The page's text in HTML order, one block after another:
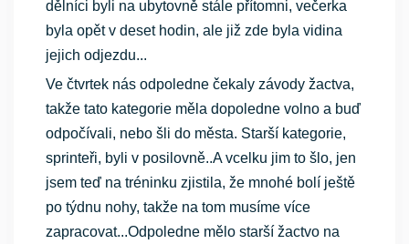
dělníci byli na ubytovně stále přítomni, večerka
byla opět v deset hodin, ale již zde byla vidina
jejich odjezdu...
Ve čtvrtek nás odpoledne čekaly závody žactva,
takže tato kategorie měla dopoledne volno a buď
odpočívali, nebo šli do města. Starší kategorie,
sprinteři, byli v posilovně..A vcelku jim to šlo, jen
jsem teď na tréninku zjistila, že mnohé bolí ještě
po týdnu nohy, takže na tom musíme více
zapracovat...Odpoledne mělo starší žactvo na